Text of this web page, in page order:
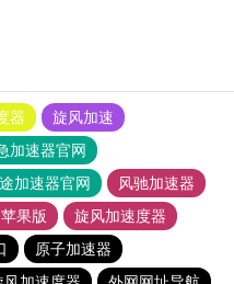
器
旋风加速
加速器官网
加速器官网
风驰加速器
果版
旋风加速度器
原子加速器